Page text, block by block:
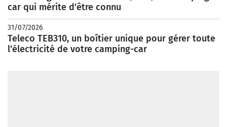
car qui mérite d'être connu
31/07/2026
Teleco TEB310, un boîtier unique pour gérer toute
l'électricité de votre camping-car